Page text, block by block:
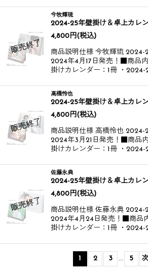
今牧輝琉
2024-25年壁掛け＆卓上カレ
4,800 円(税込)
商品説明仕様 今牧輝琉 2024-
2024年4月17日発売！​ ■商品
掛けカレンダー：1冊 ・
高橋怜也
2024-25年壁掛け＆卓上カレ
4,800 円(税込)
商品説明仕様 高橋怜也 2024-
2024年3月21日発売！​ ​ ■商品
掛けカレンダー：1冊 ・
佐藤永典
2024-25年壁掛け＆卓上カレ
4,800 円(税込)
商品説明仕様 佐藤永典 2024-
2024年4月24日発売！​ ​ ■商品
掛けカレンダー：1冊 ・
1 2 3 ... 5 次